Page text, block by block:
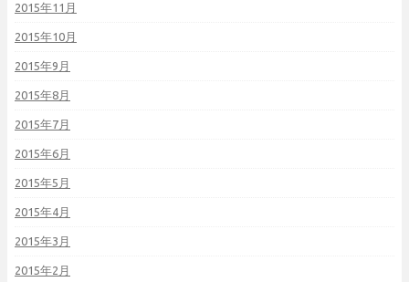
2015年11月
2015年10月
2015年9月
2015年8月
2015年7月
2015年6月
2015年5月
2015年4月
2015年3月
2015年2月